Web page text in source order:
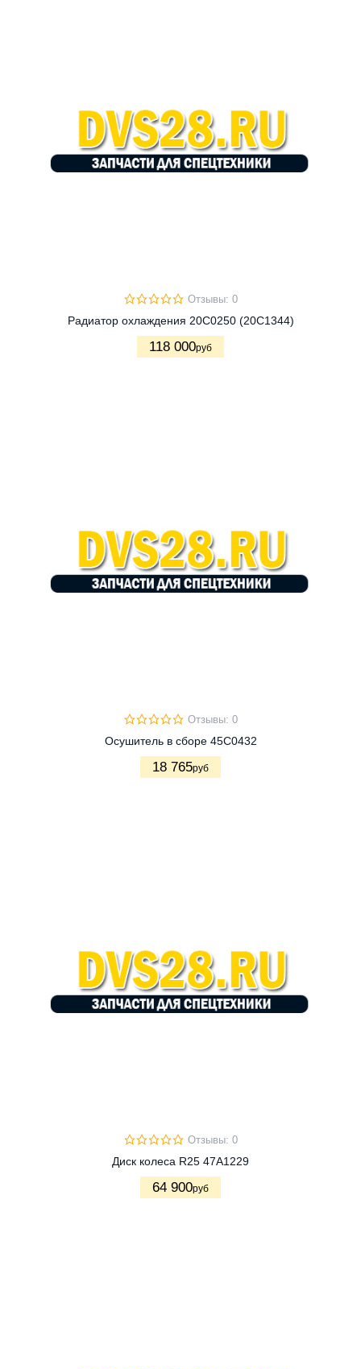
Отзывы: 0
Радиатор охлаждения 20C0250 (20C1344)
118 000руб
Отзывы: 0
Осушитель в сборе 45C0432
18 765руб
Отзывы: 0
Диск колеса R25 47A1229
64 900руб